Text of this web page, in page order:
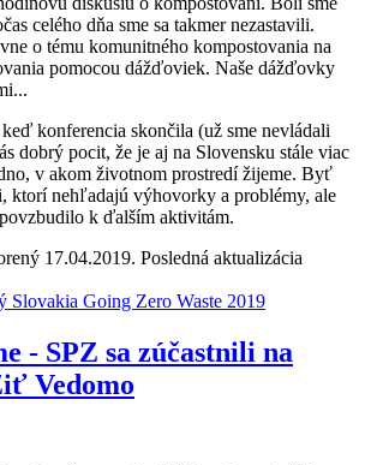
celého dňa sme sa takmer nezastavili.
o tému komunitného kompostovania na
pomocou dážďoviek. Naše dážďovky
konferencia skončila (už sme nevládali
dobrý pocit, že je aj na Slovensku stále viac
v akom životnom prostredí žijeme. Byť
nehľadajú výhovorky a problémy, ale
k ďalším aktivitám.
17.04.2019. Posledná aktualizácia
Slovakia Going Zero Waste 2019
- SPZ sa zúčastnili na
Vedomo